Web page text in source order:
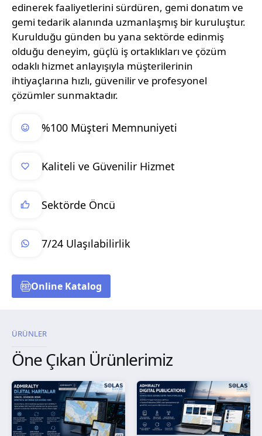
edinerek faaliyetlerini sürdüren, gemi donatım ve
gemi tedarik alanında uzmanlaşmış bir kuruluştur.
Kurulduğu günden bu yana sektörde edinmiş
olduğu deneyim, güçlü iş ortaklıkları ve çözüm
odaklı hizmet anlayışıyla müşterilerinin
ihtiyaçlarına hızlı, güvenilir ve profesyonel
çözümler sunmaktadır.
%100 Müşteri Memnuniyeti
Kaliteli ve Güvenilir Hizmet
Sektörde Öncü
7/24 Ulaşılabilirlik
Online Katalog
ÜRÜNLER
Öne Çıkan Ürünlerimiz